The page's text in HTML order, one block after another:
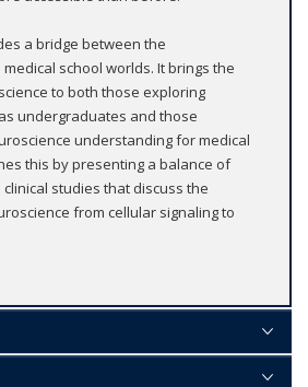
a bridge between the
school worlds. It brings the
to both those exploring
undergraduates and those
understanding for medical
this by presenting a balance of
studies that discuss the
from cellular signaling to